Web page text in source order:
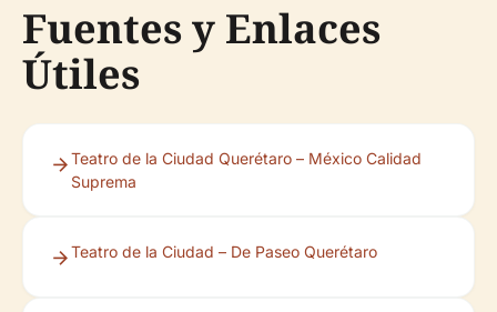
Fuentes y Enlaces
Útiles
Teatro de la Ciudad Querétaro – México Calidad
Suprema
Teatro de la Ciudad – De Paseo Querétaro